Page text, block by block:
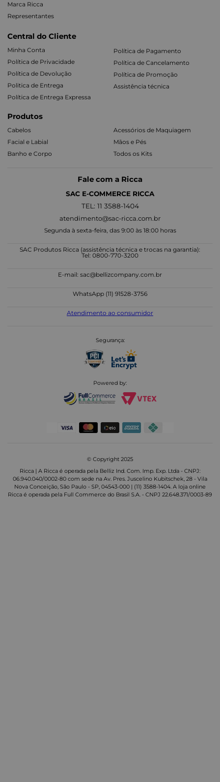
Marca Ricca
Representantes
Central do Cliente
Minha Conta
Política de Privacidade
Política de Devolução
Politica de Entrega
Política de Entrega Expressa
Política de Pagamento
Política de Cancelamento
Política de Promoção
Assistência técnica
Produtos
Cabelos
Facial e Labial
Banho e Corpo
Acessórios de Maquiagem
Mãos e Pés
Todos os Kits
Fale com a Ricca
SAC E-COMMERCE RICCA
TEL: 11 3588-1404
atendimento@sac-ricca.com.br
Segunda à sexta-feira, das 9:00 às 18:00 horas
SAC Produtos Ricca (assistência técnica e trocas na garantia):
Tel: 0800-770-3200
E-mail: sac@bellizcompany.com.br
WhatsApp (11) 91528-3756
Atendimento ao consumidor
Segurança:
Powered by:
© Copyright 2025
Ricca | A Ricca é operada pela Belliz Ind. Com. Imp. Exp. Ltda - CNPJ:
06.940.040/0002-80 com sede na Av. Pres. Juscelino Kubitschek, 28 - Vila
Nova Conceição, São Paulo - SP, 04543-000 | (11) 3588-1404. A loja online
Ricca é operada pela Full Commerce do Brasil S.A. - CNPJ 22.648.371/0003-89